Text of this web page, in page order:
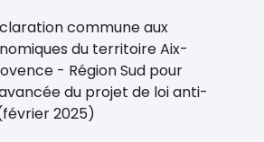
commune aux
du territoire Aix-
- Région Sud pour
du projet de loi anti-
2025)